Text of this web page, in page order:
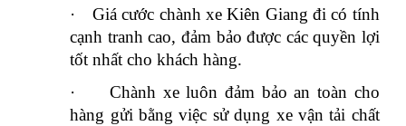
·
Giá cước chành xe Kiên Giang đi có tính
cạnh tranh cao, đảm bảo được các quyền lợi
tốt nhất cho khách hàng.
·
Chành xe luôn đảm bảo an toàn cho
hàng gửi bằng việc sử dụng xe vận tải chất